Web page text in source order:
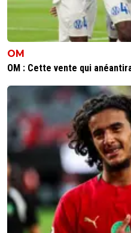
OM
OM : Cette vente qui